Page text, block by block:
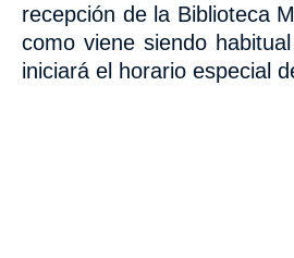
recepción de la Biblioteca
como viene siendo
iniciará el horario especial